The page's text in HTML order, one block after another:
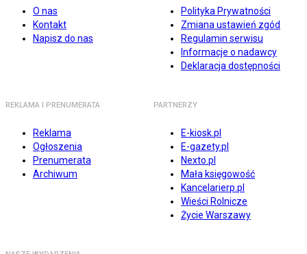
O nas
Kontakt
Napisz do nas
Polityka Prywatności
Zmiana ustawień zgód
Regulamin serwisu
Informacje o nadawcy
Deklaracja dostępności
REKLAMA I PRENUMERATA
Reklama
Ogłoszenia
Prenumerata
Archiwum
PARTNERZY
E-kiosk.pl
E-gazety.pl
Nexto.pl
Mała księgowość
Kancelarierp.pl
Wieści Rolnicze
Życie Warszawy